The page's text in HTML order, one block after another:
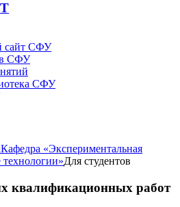
сайт СФУ
в СФУ
СФУ
Кафедра «Экспериментальная
Для студентов
квалификационных работ